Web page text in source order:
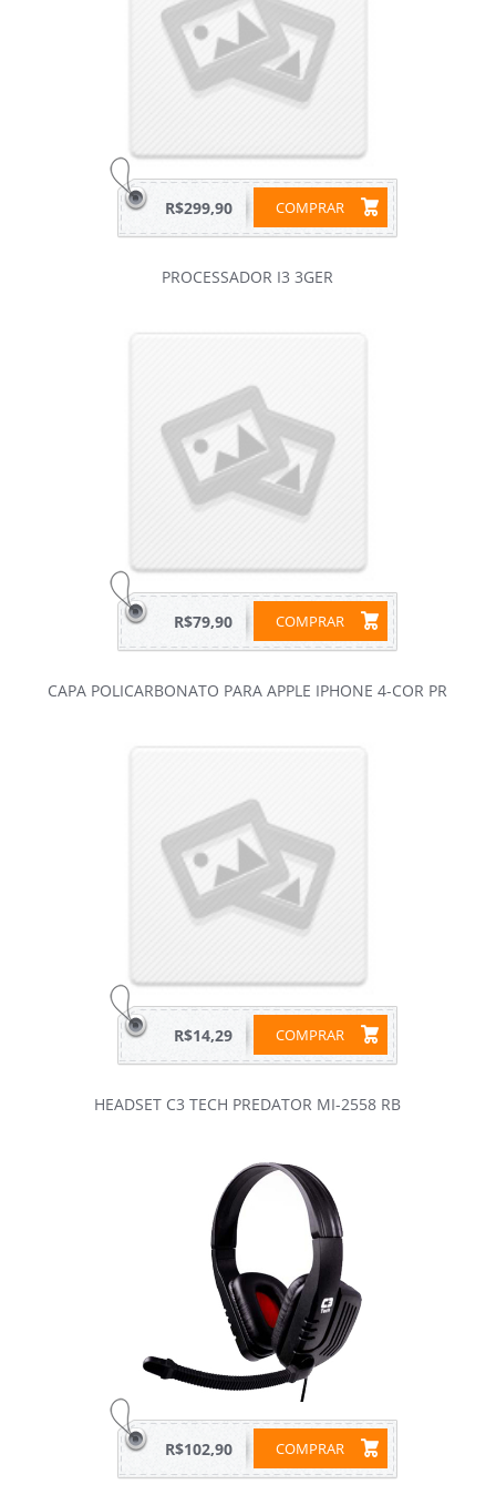
COMPRAR
R$299,90
PROCESSADOR I3 3GER
COMPRAR
R$79,90
CAPA POLICARBONATO PARA APPLE IPHONE 4-COR PR
COMPRAR
R$14,29
HEADSET C3 TECH PREDATOR MI-2558 RB
COMPRAR
R$102,90